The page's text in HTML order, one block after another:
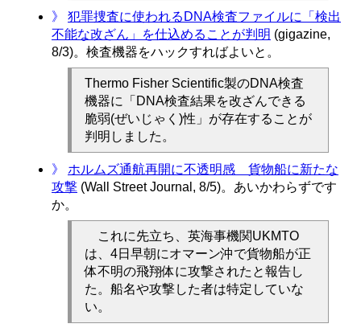
》
犯罪捜査に使われるDNA検査ファイルに「検出
不能な改ざん」を仕込めることが判明 (gigazine,
8/3)。検査機器をハックすればよいと。
Thermo Fisher Scientific製のDNA検査
機器に「DNA検査結果を改ざんできる
脆弱(ぜいじゃく)性」が存在することが
判明しました。
》
ホルムズ通航再開に不透明感 貨物船に新たな
攻撃 (Wall Street Journal, 8/5)。あいかわらずです
か。
これに先立ち、英海事機関UKMTO
は、4日早朝にオマーン沖で貨物船が正
体不明の飛翔体に攻撃されたと報告し
た。船名や攻撃した者は特定していな
い。